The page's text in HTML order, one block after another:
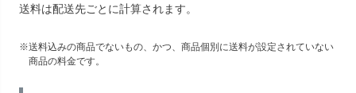
送料は配送先ごとに計算されます。
送料込みの商品でないもの、かつ、商品個別に送料が設定されていない
商品の料金です。